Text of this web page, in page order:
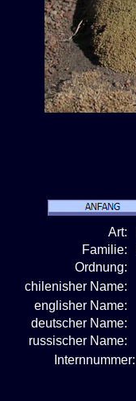
Art:
Familie:
Ordnung:
chilenisher Name:
englisher Name:
deutscher Name:
russischer Name:
Internnummer: